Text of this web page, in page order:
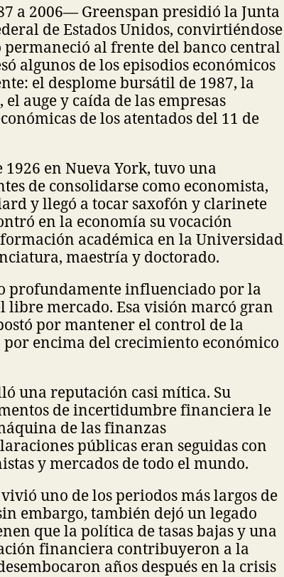
a 2006— Greenspan presidió la Junta
de Estados Unidos, convirtiéndose
al frente del banco central
algunos de los episodios económicos
el desplome bursátil de 1987, la
auge y caída de las empresas
de los atentados del 11 de
en Nueva York, tuvo una
de consolidarse como economista,
y llegó a tocar saxofón y clarinete
en la economía su vocación
académica en la Universidad
maestría y doctorado.
profundamente influenciado por la
libre mercado. Esa visión marcó gran
por mantener el control de la
encima del crecimiento económico
una reputación casi mítica. Su
de incertidumbre financiera le
de las finanzas
públicas eran seguidas con
y mercados de todo el mundo.
uno de los periodos más largos de
embargo, también dejó un legado
que la política de tasas bajas y una
financiera contribuyeron a la
años después en la crisis